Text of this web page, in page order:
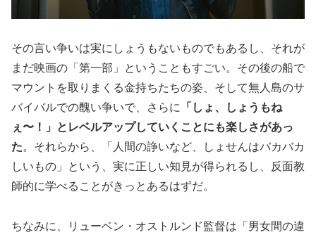
その言い争いは実にしょうもないものでもあるし、それが
まだ映画の「第一部」ということもすごい。その後の船で
マウントを取りまくる金持ちたちの姿、そして無人島のサ
バイバルでの醜い争いで、さらに 「しょ、しょうもね
ぇ〜！」とレベルアップしていくことにも楽しさがあっ
た。それらから、「人間の諍いなど、しょせんはバカバカ
しいもの」という、実に正しい知見が得られるし、反面教
師的に学べることがきっとあるはずだ。
ちなみに、リューベン・オストルンド監督は「男女間の違